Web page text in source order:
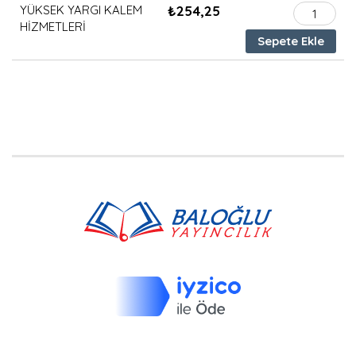
YÜKSEK YARGI KALEM
HİZMETLERİ
₺254,25
YÜKSEK
YARGI
KALEM
Sepete Ekle